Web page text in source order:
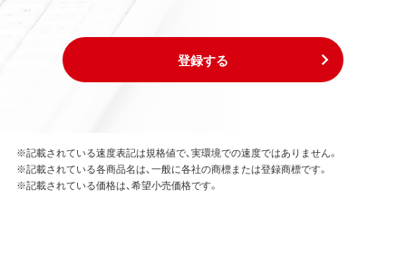
登録する
※記載されている速度表記は規格値で、実環境での速度ではありません。
※記載されている各商品名は、一般に各社の商標または登録商標です。
※記載されている価格は、希望小売価格です。